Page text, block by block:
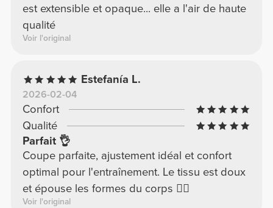
est extensible et opaque... elle a l'air de haute
qualité
Voir l'original
Estefanía L.
2026-02-04
Confort
Qualité
Parfait 👌
Coupe parfaite, ajustement idéal et confort
optimal pour l'entraînement. Le tissu est doux
et épouse les formes du corps 🤸‍♀️
Voir l'original